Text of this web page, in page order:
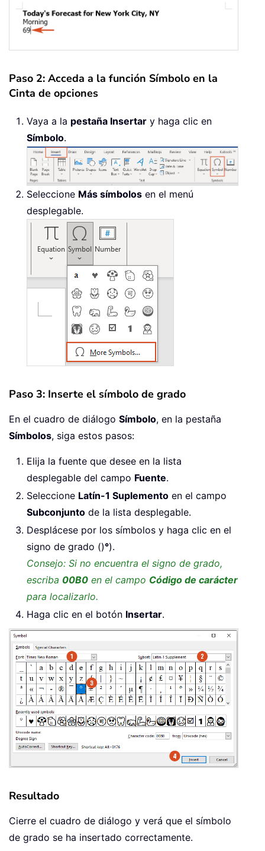
Paso 2: Acceda a la función Símbolo en la
Cinta de opciones
Vaya a la pestaña Insertar y haga clic en
Símbolo.
Seleccione Más símbolos en el menú
desplegable.
Paso 3: Inserte el símbolo de grado
En el cuadro de diálogo Símbolo, en la pestaña
Símbolos, siga estos pasos:
Elija la fuente que desee en la lista
desplegable del campo Fuente.
Seleccione Latín-1 Suplemento en el campo
Subconjunto de la lista desplegable.
Desplácese por los símbolos y haga clic en el
signo de grado ()°).
Consejo: Si no encuentra el signo de grado,
escriba 00B0 en el campo Código de carácter
para localizarlo.
Haga clic en el botón Insertar.
Resultado
Cierre el cuadro de diálogo y verá que el símbolo
de grado se ha insertado correctamente.